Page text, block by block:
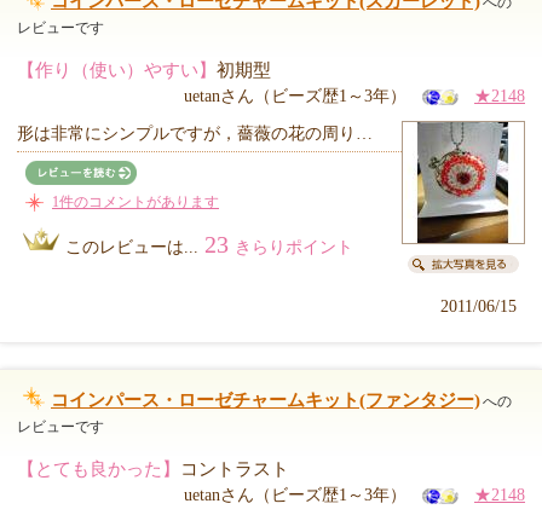
レビューです
【作り（使い）やすい】 初期型
uetanさん（ビーズ歴1～3年） ★2148
形は非常にシンプルですが，薔薇の花の周り…
1件のコメントがあります
このレビューは... 23 きらりポイント
2011/06/15
コインパース・ローゼチャームキット(ファンタジー)への
レビューです
【とても良かった】 コントラスト
uetanさん（ビーズ歴1～3年） ★2148